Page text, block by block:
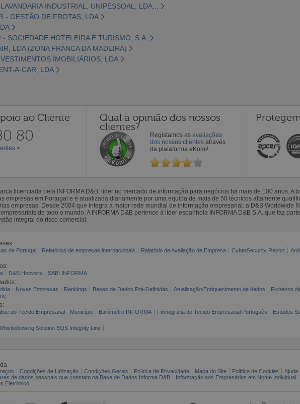
INDUSTRIAL, UNIPESSOAL, LDA...
- GESTÃO DE FROTAS, LDA
- SOCIEDADE HOTELEIRA E TURISMO, S.A.
LDA (ZONA FRANCA DA MADEIRA)
IMOBILIÁRIOS, LDA
A-CAR, LDA
ao Cliente
80
>
Qual a opinião dos nossos
clientes?
Registamos as avaliações
dos nossos clientes através
da plataforma eKomi!
licenciada pela INFORMA D&B, líder no mercado de informação para negócios há mais de 100 anos. A
empresas em Portugal e é atualizada diariamente por uma equipa de mais de 50 técnicos altamente
empresas. Desde 2004 que integra a maior rede mundial de informação empresarial: a D&B Worldwide
de todo o mundo. A INFORMA D&B pertence à líder espanhola INFORMA D&B S.A. que faz
integral do risco comercial.
de Portugal Relatórios de empresas internacionais Relatório de Avaliação de Empresa CyberSecurity Report
D&B Hoovers SABI INFORMA
Novas Empresas Rankings Bases de Dados Pré-Definidas Atualização/Enriquecimento de dados
Ficheiros
do Tecido Empresarial - Município Barómetro INFORMA Firmografia do Tecido Empresarial Português Estudos
Solution EQS Integrity Line
Condições de Utilização Condições Gerais Política de Privacidade Mapa do Site Política de Cookies Ajuda
de dados pessoais que constam na Base de Dados Informa D&B
Informação aos Empresários em Nome Individual
Eletrónico